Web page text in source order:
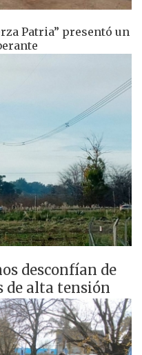
Patria” presentó un
desconfían de
de alta tensión